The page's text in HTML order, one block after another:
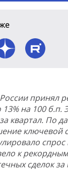
принял
на 100 б.п.
квартал. По
ключевой
к
сделок за